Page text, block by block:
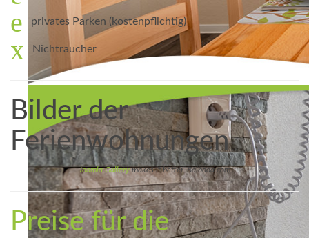
privates Parken (kostenpflichtig)
Nichtraucher
Bilder der
Ferienwohnungen
Joomla Gallerymakes it better. Balbooa.com
Preise für die